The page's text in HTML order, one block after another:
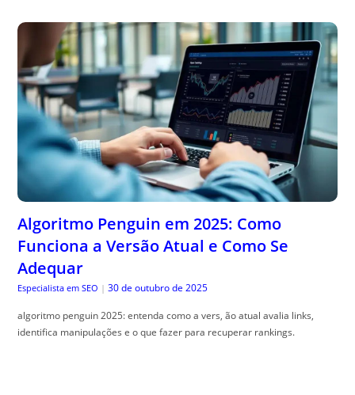
Algoritmo Penguin em 2025: Como
Funciona a Versão Atual e Como Se
Adequar
Especialista em SEO | 30 de outubro de 2025
algoritmo penguin 2025: entenda como a vers, ão atual avalia links,
identifica manipulações e o que fazer para recuperar rankings.